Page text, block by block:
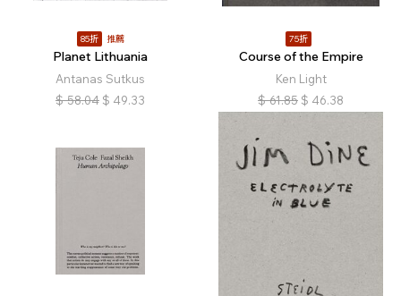
85折 推薦
Planet Lithuania
Antanas Sutkus
$ 58.04 $ 49.33
75折
Course of the Empire
Ken Light
$ 61.85 $ 46.38